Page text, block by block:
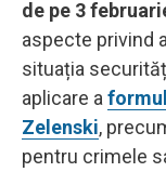
de pe 3
aspecte privind
situația
aplicare a
Zelenski,
pentru crimele